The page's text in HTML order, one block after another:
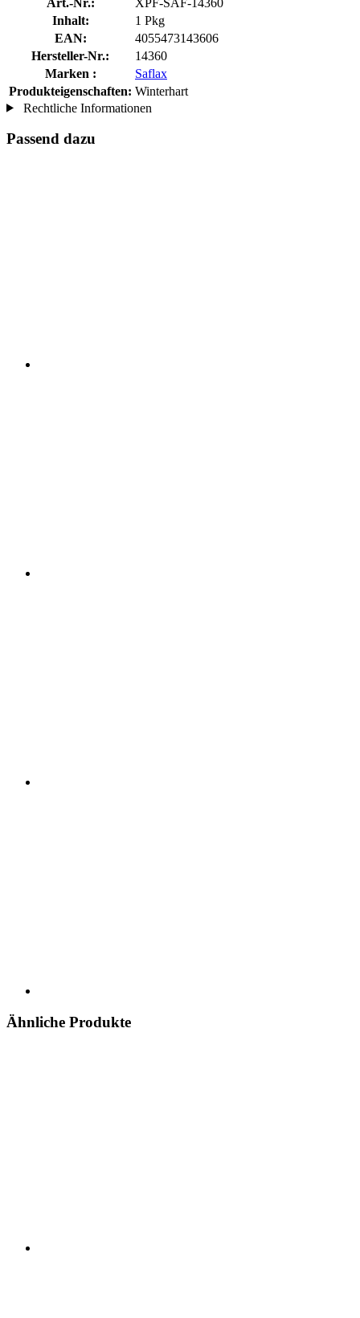
Inhalt:
1 Pkg
EAN:
4055473143606
Hersteller-Nr.:
14360
Marken :
Saflax
Produkteigenschaften: Winterhart
Rechtliche Informationen
Passend dazu
Ähnliche Produkte